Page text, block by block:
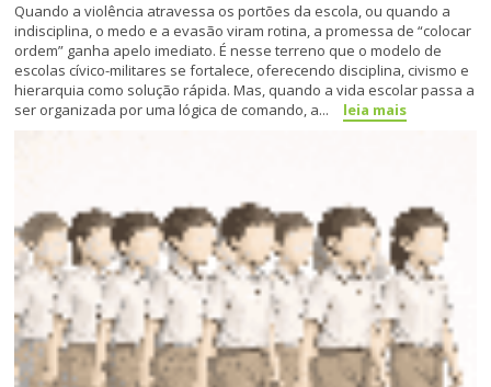
Quando a violência atravessa os portões da escola, ou quando a
indisciplina, o medo e a evasão viram rotina, a promessa de “colocar
ordem” ganha apelo imediato. É nesse terreno que o modelo de
escolas cívico-militares se fortalece, oferecendo disciplina, civismo e
hierarquia como solução rápida. Mas, quando a vida escolar passa a
ser organizada por uma lógica de comando, a...
leia mais